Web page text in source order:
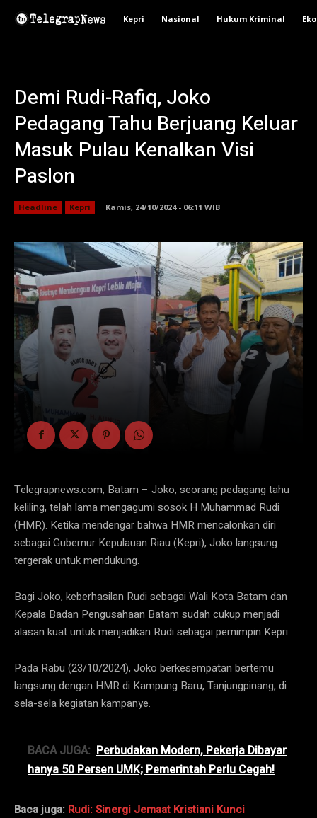
Kepri Nasional Hukum Kriminal
Demi Rudi-Rafiq, Joko
Pedagang Tahu Berjuang Keluar
Masuk Pulau Kenalkan Visi
Paslon
Headline Kepri Kamis, 24/10/2024 - 06:11 WIB
Telegrapnews.com, Batam – Joko, seorang pedagang tahu
keliling, telah lama mengagumi sosok H Muhammad Rudi
(HMR). Ketika mendengar bahwa HMR mencalonkan diri
sebagai Gubernur Kepulauan Riau (Kepri), Joko langsung
tergerak untuk mendukung.
Bagi Joko, keberhasilan Rudi sebagai Wali Kota Batam dan
Kepala Badan Pengusahaan Batam sudah cukup menjadi
alasan kuat untuk menjadikan Rudi sebagai pemimpin Kepri.
Pada Rabu (23/10/2024), Joko berkesempatan bertemu
langsung dengan HMR di Kampung Baru, Tanjungpinang, di
sela-sela kegiatan kampanye.
BACA JUGA: Perbudakan Modern, Pekerja Dibayar
hanya 50 Persen UMK; Pemerintah Perlu Cegah!
Baca juga: Rudi: Sinergi Jemaat Kristiani Kunci